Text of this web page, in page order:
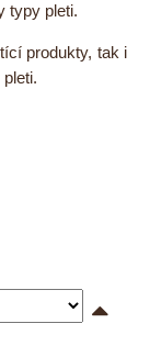
typy pleti.
produkty, tak i